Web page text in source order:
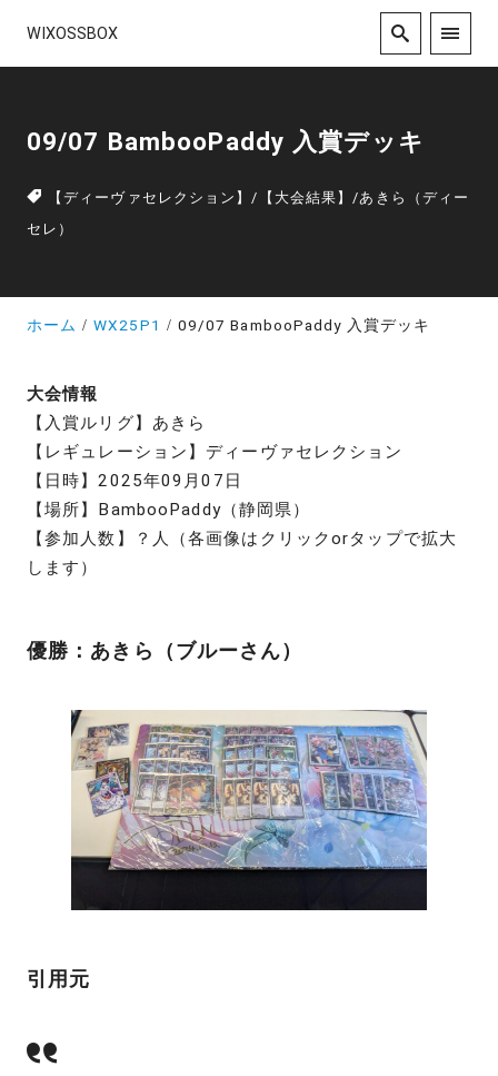
WIXOSSBOX
09/07 BambooPaddy 入賞デッキ
【ディーヴァセレクション】/ 【大会結果】/あきら（ディー
セレ）
ホーム WX25P1 09/07 BambooPaddy 入賞デッキ
大会情報
【入賞ルリグ】あきら
【レギュレーション】ディーヴァセレクション
【日時】2025年09月07日
【場所】BambooPaddy（静岡県）
【参加人数】？人（各画像はクリックorタップで拡大
します）
優勝：あきら（ブルーさん）
引用元